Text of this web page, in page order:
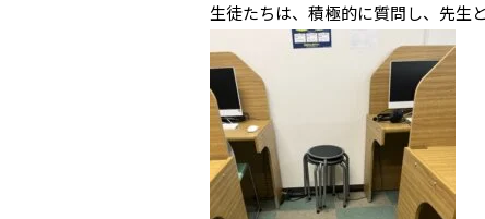
生徒たちは、積極的に質問し、先生